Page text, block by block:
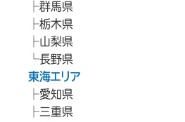
群馬県
栃木県
山梨県
長野県
東海エリア
愛知県
三重県